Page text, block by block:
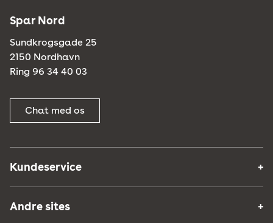
Spar Nord
Sundkrogsgade 25
2150 Nordhavn
Ring 96 34 40 03
Chat med os
Kundeservice
Andre sites